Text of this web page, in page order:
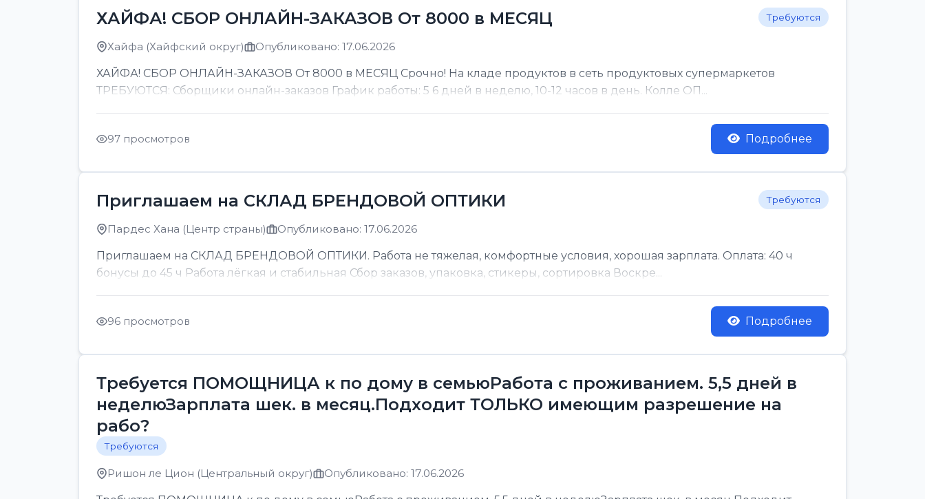
ХАЙФА! СБОР ОНЛАЙН-ЗАКАЗОВ От 8000 в МЕСЯЦ Требуются
Хайфа (Хайфский округ) Опубликовано: 17.06.2026
ХАЙФА! СБОР ОНЛАЙН-ЗАКАЗОВ От 8000 в МЕСЯЦ Срочно! На кладе продуктов в сеть продуктовых супермаркетов
ТРЕБУЮТСЯ: Сборщики онлайн-заказов График работы: 5 6 дней в неделю, 10-12 часов в день. Колле ОП...
97 просмотров Подробнее
Приглашаем на СКЛАД БРЕНДОВОЙ ОПТИКИ Требуются
Пардес Хана (Центр страны) Опубликовано: 17.06.2026
Приглашаем на СКЛАД БРЕНДОВОЙ ОПТИКИ. Работа не тяжелая, комфортные условия, хорошая зарплата. Оплата: 40 ч
бонусы до 45 ч Работа лёгкая и стабильная Сбор заказов, упаковка, стикеры, сортировка Воскре...
96 просмотров Подробнее
Требуется ПОМОЩНИЦА к по дому в семьюРабота с проживанием. 5,5 дней в
неделюЗарплата шек. в месяц.Подходит ТОЛЬКО имеющим разрешение на
рабо?
Требуются
Ришон ле Цион (Центральный округ) Опубликовано: 17.06.2026